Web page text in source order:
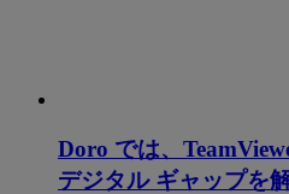
Doro では、
デジタル ギャップを